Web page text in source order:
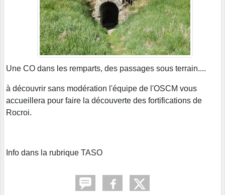
Une CO dans les remparts, des passages sous terrain....
à découvrir sans modération l'équipe de l'OSCM vous
accueillera pour faire la découverte des fortifications de
Rocroi.
Info dans la rubrique TASO